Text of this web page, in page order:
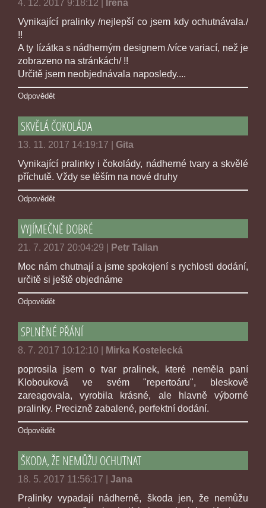
4. 12. 2017 9:18:12
Irena
Vynikající pralinky /nejlepší co jsem kdy ochutnávala./
!!
A ty lízátka s nádherným designem /více variací, než je
zobrazeno na stránkách/ !!
Určitě jsem neobjednávala naposledy....
Odpovědět
SKVĚLÁ ČOKOLÁDA
13. 11. 2017 14:19:17
Gita
Vynikající pralinky i čokolády, nádherné tvary a skvělé
příchutě. Vždy se těším na nové druhy
Odpovědět
VYJÍMEČNĚ DOBRÉ
21. 7. 2017 20:04:29
Petr Talian
Moc nám chutnají a jsme spokojení s rychlosti dodání,
určitě si ještě objednáme
Odpovědět
SPLNĚNÉ PŘÁNÍ
8. 7. 2017 10:12:10
Mirka Kostelecká
poprosila jsem o tvar pralinek, které neměla paní
Klobouková ve svém "repertoáru", bleskově
zareagovala, vyrobila krásné, ale hlavně výborné
pralinky. Precizně zabalené, perfektní dodání.
Odpovědět
ŠKODA, ŽE NEMŮŽU OCHUTNAT
18. 5. 2017 11:56:17
Jana
Pralinky vypadají nádherně, škoda jen, že nemůžu